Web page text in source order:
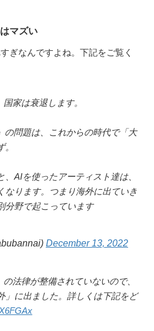
マズい
ぎなんですよね。下記をご覧く
家は衰退します。
の問題は、これからの時代で「大
、AIを使ったアーティスト達は、
なります。つまり海外に出ていき
分野で起こっています
December 13, 2022
法律が整備されていないので、
」に出ました。詳しくは下記をど